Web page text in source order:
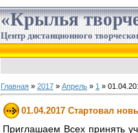
«Крылья
Центр дистанционного
Главная » 2017 » Апрель » 1 »
01.04.2017 Стартовал
Приглашаем Всех принять